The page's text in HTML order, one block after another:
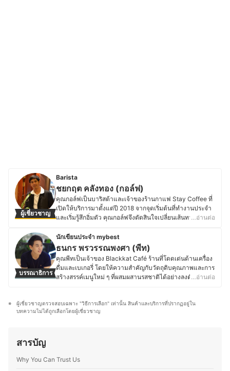
ผู้เชี่ยวชาญ
Barista
ชยกฤต คลังทอง (กอล์ฟ)
คุณกอล์ฟเป็นบาริสต้าและเจ้าของร้านกาแฟ Stay Coffee ที่
เปิดให้บริการมาตั้งแต่ปี 2018 จากจุดเริ่มต้นที่ทำงานประจำ
และเริ่มรู้สึกอิ่มตัว คุณกอล์ฟจึงตัดสินใจเปลี่ยนเส้นทางชีวิต
จริงจัง ทั้งการลองผิดลองถูก ศึกษาค้นคว้า และลงมือทำด้วย
ตัวเองเป็นเวลาหลายปี จนเปิดร้านกาแฟของตัวเองได้สำเร็จ
โดย Stay Coffee มีจุดเด่นในการคัดสรรเมล็ดกาแฟคุณภาพ
จากหลากหลายแหล่ง ทั้งกาแฟไทย กาแฟต่างประเทศ และ
กาแฟเกรดพิเศษ หมุนเวียนให้เลือกตลอดในราคาที่เข้าถึงได้
ง่าย นอกจากนี้ คุณกอล์ฟยังชื่นชอบการเปิดประสบการณ์ใหม่
แนวคิดดี ๆ มาปรับใช้ในการพัฒนาร้านตัวเอง รวมถึงมีโอกาส
แลกเปลี่ยนความรู้กับผู้คนในวงการกาแฟอยู่เสมอ เพราะเชื่อ
…อ่านต่อ
บรรณาธิการ
นักเขียนประจำ mybest
ธนกร พรวรรณพงศา (พีท)
คุณพีทเป็นเจ้าของ Blackkat Café ร้านที่โดดเด่นด้านเครื่อง
ดื่มและเบเกอรี่ โดยให้ความสำคัญกับวัตถุดิบคุณภาพและการ
สร้างสรรค์เมนูใหม่ ๆ ที่ผสมผสานรสชาติได้อย่างลงตัว ด้วย
ตกแต่งเมนูให้มีเอกลักษณ์ และพื้นฐานด้านการท่องเที่ยวและ
การโรงแรมจากมหาวิทยาลัยเนชั่น ยังส่งเสริมให้คุณพีทเข้าใจ
ทดลองวัตถุดิบใหม่ ๆ และแบ่งปันความรู้ผ่านบทความด้าน
…อ่านต่อ
ผู้เชี่ยวชาญตรวจสอบเฉพาะ "วิธีการเลือก" เท่านั้น สินค้าและบริการที่ปรากฏอยู่ใน
บทความไม่ได้ถูกเลือกโดยผู้เชี่ยวชาญ
สารบัญ
Why You Can Trust Us